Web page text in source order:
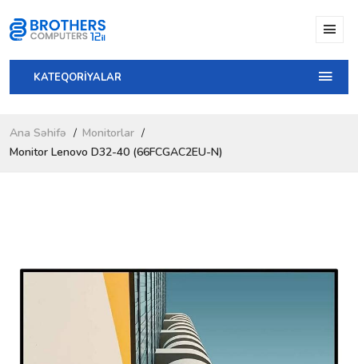
KATEQORİYALAR
Ana Səhifə
Monitorlar
Monitor Lenovo D32-40 (66FCGAC2EU-N)